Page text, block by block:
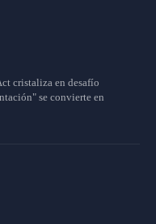
cristaliza en desafío
se convierte en